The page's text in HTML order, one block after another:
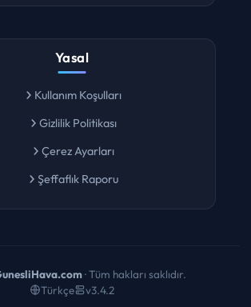
Yasal
GunesliHava.com· Tüm hakları saklıdır.